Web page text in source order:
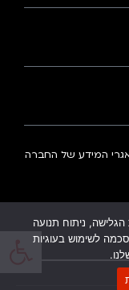
המידע של החברה
הגלישה, ניתוח תנועה
לשימוש בעוגיות